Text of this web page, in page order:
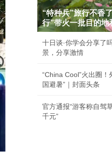
“特种兵”旅行不香
行”带火一批目的地
十日谈·你学会分享了
景，分享激情
“China Cool”火出圈！
国避暑”｜封面头条
官方通报“游客称自驾
千元”